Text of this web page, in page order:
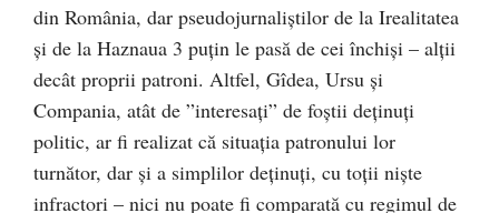
din România, dar pseudojurnaliștilor de la Irealitatea
și de la Haznaua 3 puțin le pasă de cei închiși – alții
decât proprii patroni. Altfel, Gîdea, Ursu și
Compania, atât de ”interesați” de foștii deținuți
politic, ar fi realizat că situația patronului lor
turnător, dar și a simplilor deținuți, cu toții niște
infractori – nici nu poate fi comparată cu regimul de